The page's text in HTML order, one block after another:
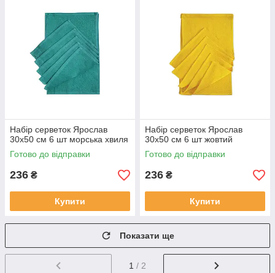
Набір серветок Ярослав
30х50 см 6 шт морська хвиля
Готово до відправки
236 ₴
Купити
Набір серветок Ярослав
30х50 см 6 шт жовтий
Готово до відправки
236 ₴
Купити
Показати ще
1 / 2